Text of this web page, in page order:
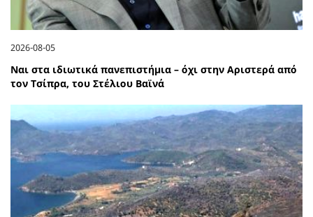
2026-08-05
Ναι στα ιδιωτικά πανεπιστήμια – όχι στην Αριστερά από
τον Τσίπρα, του Στέλιου Βαϊνά